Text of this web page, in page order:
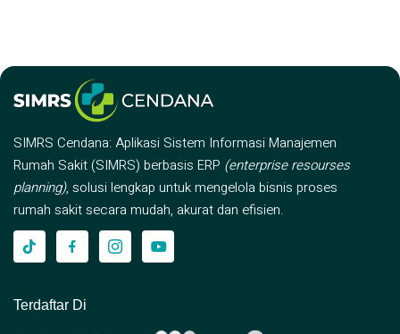
SIMRS Cendana: Aplikasi Sistem Informasi Manajemen
Rumah Sakit (SIMRS) berbasis ERP (enterprise resourses
planning), solusi lengkap untuk mengelola bisnis proses
rumah sakit secara mudah, akurat dan efisien.
Terdaftar Di